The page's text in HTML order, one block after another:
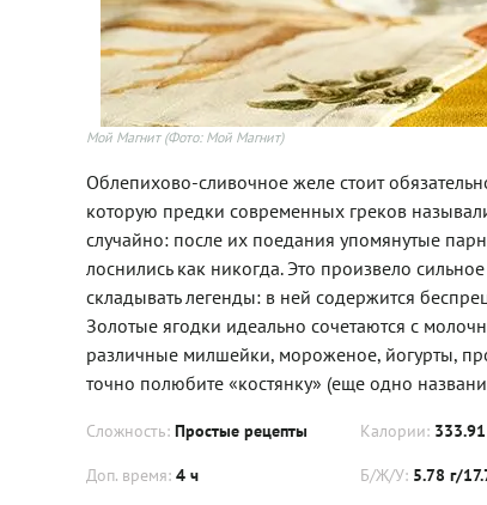
Мой Магнит(Фото: Мой Магнит)
Облепихово-сливочное желе стоит
которую предки современных греков
случайно: после их поедания упомянутые
лоснились как никогда. Это произвело
складывать легенды: в ней содержится
Золотые ягодки идеально сочетаются с
различные милшейки, мороженое, йогурты,
точно полюбите «костянку» (еще одно
Сложность: Простые рецепты Калории:
Доп. время: 4 ч Б/Ж/У: 5.78 г/